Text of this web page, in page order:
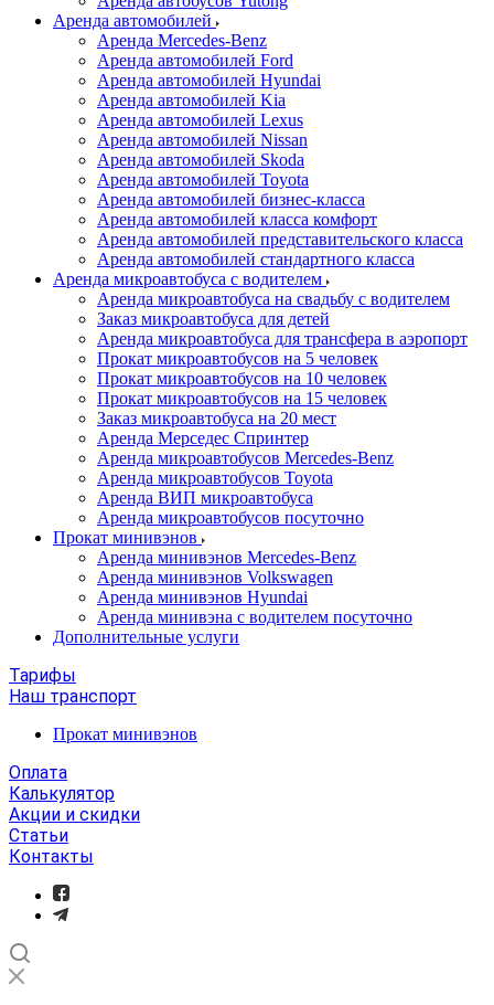
Аренда автомобилей
Аренда Mercedes-Benz
Аренда автомобилей Ford
Аренда автомобилей Hyundai
Аренда автомобилей Kia
Аренда автомобилей Lexus
Аренда автомобилей Nissan
Аренда автомобилей Skoda
Аренда автомобилей Toyota
Аренда автомобилей бизнес-класса
Аренда автомобилей класса комфорт
Аренда автомобилей представительского класса
Аренда автомобилей стандартного класса
Аренда микроавтобуса с водителем
Аренда микроавтобуса на свадьбу с водителем
Заказ микроавтобуса для детей
Аренда микроавтобуса для трансфера в аэропорт
Прокат микроавтобусов на 5 человек
Прокат микроавтобусов на 10 человек
Прокат микроавтобусов на 15 человек
Заказ микроавтобуса на 20 мест
Аренда Мерседес Спринтер
Аренда микроавтобусов Mercedes-Benz
Аренда микроавтобусов Toyota
Аренда ВИП микроавтобуса
Аренда микроавтобусов посуточно
Прокат минивэнов
Аренда минивэнов Mercedes-Benz
Аренда минивэнов Volkswagen
Аренда минивэнов Hyundai
Аренда минивэна с водителем посуточно
Дополнительные услуги
Тарифы
Наш транспорт
Прокат минивэнов
Оплата
Калькулятор
Акции и скидки
Статьи
Контакты